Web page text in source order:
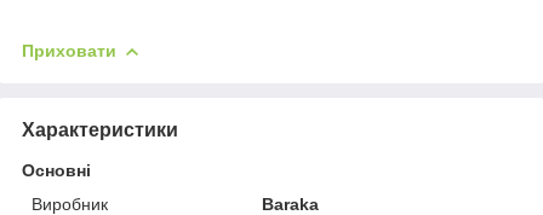
Приховати
Характеристики
Основні
Виробник
Baraka